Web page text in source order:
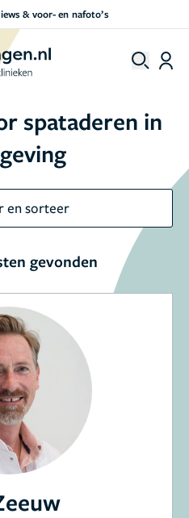
& voor- en nafoto’s
spataderen in
en sorteer
gevonden